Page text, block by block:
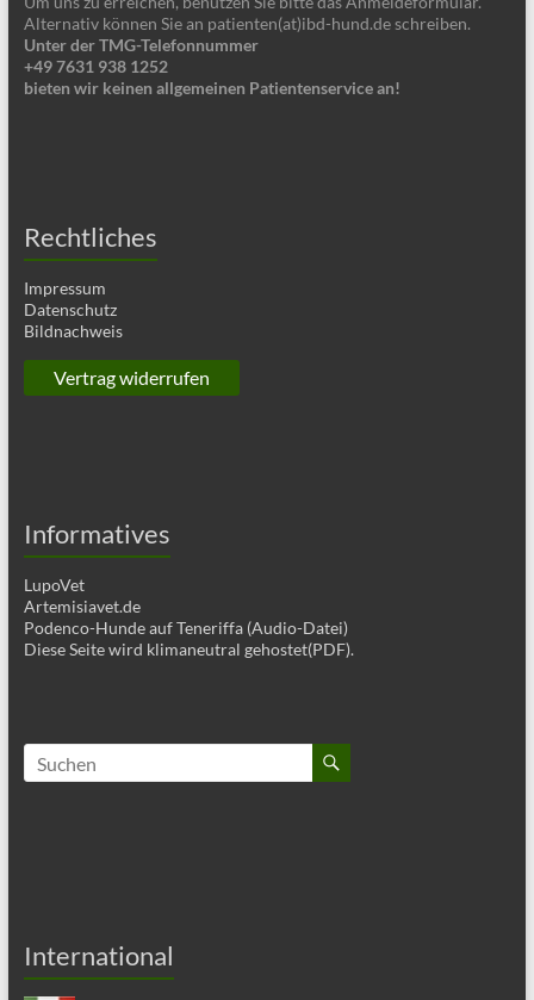
Alternativ können Sie an patienten(at)ibd-hund.de schreiben.
Unter der TMG-Telefonnummer
+49 7631 938 1252
bieten wir keinen allgemeinen Patientenservice an!
Rechtliches
Impressum
Datenschutz
Bildnachweis
Vertrag widerrufen
Informatives
LupoVet
Artemisiavet.de
Podenco-Hunde auf Teneriffa (Audio-Datei)
Diese Seite wird klimaneutral gehostet(PDF).
International